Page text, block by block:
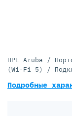
HPE Aruba /
(Wi-Fi 5) /
Подробные